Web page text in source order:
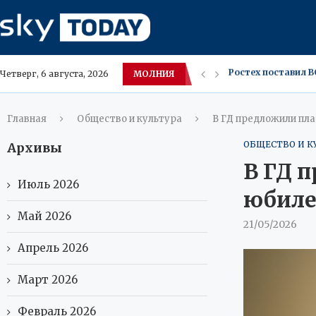
Четверг, 6 августа, 2026 МОЛНИЯ Мифы о сборке
Новый iPhone
В Амурской
Москва ожидает
Московские
Саванна и
Югра меняет
В ХМАО засняли
Главная Общество и культура В ГД предложили
ОБЩЕСТВО И
В ГД
21/05/2026
Архивы
Июль 2026
Май 2026
Апрель 2026
Март 2026
Февраль 2026